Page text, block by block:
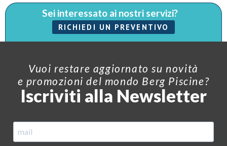
Sei interessato ai nostri servizi?
RICHIEDI UN PREVENTIVO
Vuoi restare aggiornato su novità
e promozioni del mondo Berg Piscine?
Iscriviti alla Newsletter